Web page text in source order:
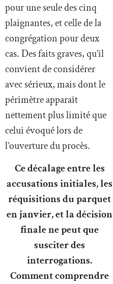
pour une seule des cinq
plaignantes, et celle de la
congrégation pour deux
cas. Des faits graves, qu’il
convient de considérer
avec sérieux, mais dont le
périmètre apparaît
nettement plus limité que
celui évoqué lors de
l’ouverture du procès.
Ce décalage entre les
accusations initiales, les
réquisitions du parquet
en janvier, et la décision
finale ne peut que
susciter des
interrogations.
Comment comprendre